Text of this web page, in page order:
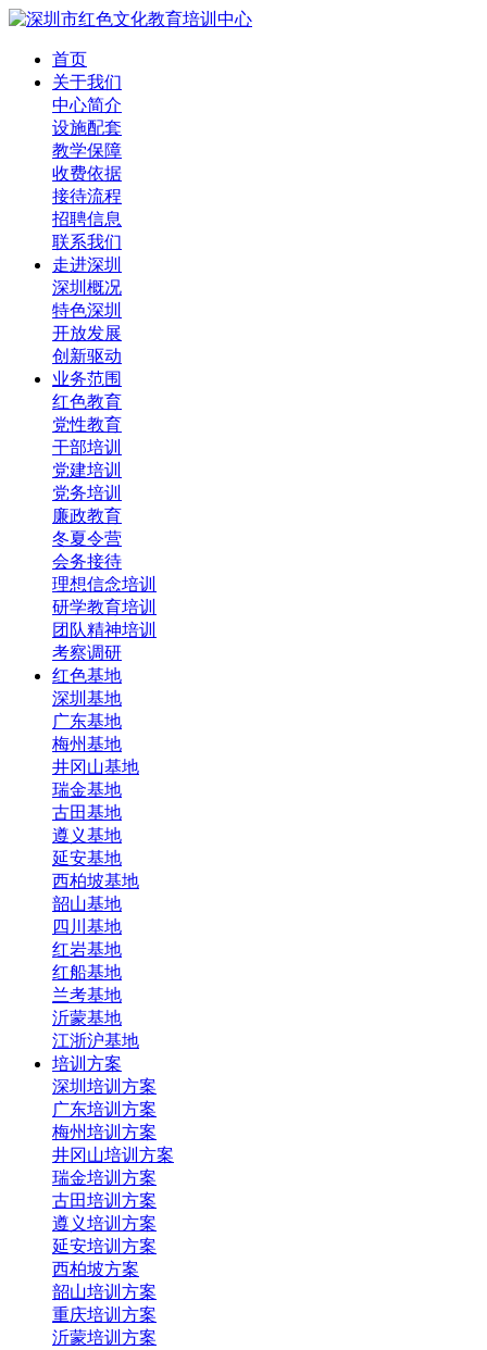
首页
关于我们
中心简介
设施配套
教学保障
收费依据
接待流程
招聘信息
联系我们
走进深圳
深圳概况
特色深圳
开放发展
创新驱动
业务范围
红色教育
党性教育
干部培训
党建培训
党务培训
廉政教育
冬夏令营
会务接待
理想信念培训
研学教育培训
团队精神培训
考察调研
红色基地
深圳基地
广东基地
梅州基地
井冈山基地
瑞金基地
古田基地
遵义基地
延安基地
西柏坡基地
韶山基地
四川基地
红岩基地
红船基地
兰考基地
沂蒙基地
江浙沪基地
培训方案
深圳培训方案
广东培训方案
梅州培训方案
井冈山培训方案
瑞金培训方案
古田培训方案
遵义培训方案
延安培训方案
西柏坡方案
韶山培训方案
重庆培训方案
沂蒙培训方案